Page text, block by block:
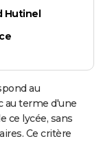
Hutinel
au
au terme d'une
ce lycée, sans
Ce critère